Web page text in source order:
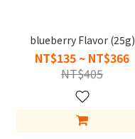
blueberry Flavor (25g)
NT$135 ~ NT$366
NT$405